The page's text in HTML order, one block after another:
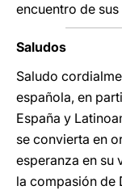
encuentro de
Saludos
Saludo
española, en
España y
se convierta en
esperanza en su
la compasión de